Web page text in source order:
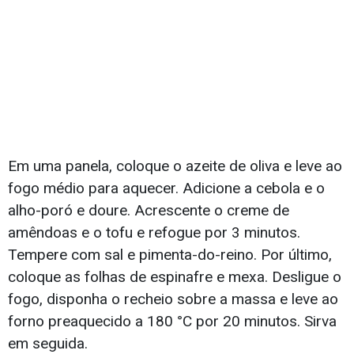
Em uma panela, coloque o azeite de oliva e leve ao
fogo médio para aquecer. Adicione a cebola e o
alho-poró e doure. Acrescente o creme de
amêndoas e o tofu e refogue por 3 minutos.
Tempere com sal e pimenta-do-reino. Por último,
coloque as folhas de espinafre e mexa. Desligue o
fogo, disponha o recheio sobre a massa e leve ao
forno preaquecido a 180 °C por 20 minutos. Sirva
em seguida.